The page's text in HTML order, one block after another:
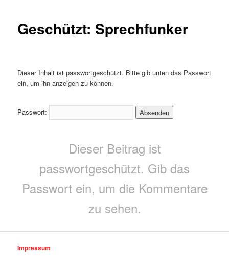
Geschützt: Sprechfunker
Dieser Inhalt ist passwortgeschützt. Bitte gib unten das Passwort
ein, um ihn anzeigen zu können.
Passwort:
Dieser Beitrag ist
passwortgeschützt. Gib das
Passwort ein, um die Kommentare
zu sehen.
Impressum